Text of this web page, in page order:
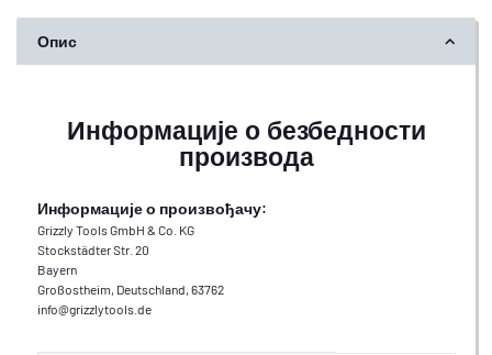
Опис
Информације о безбедности
производа
Информације о произвођачу:
Grizzly Tools GmbH & Co. KG
Stockstädter Str. 20
Bayern
Großostheim, Deutschland, 63762
info@grizzlytools.de